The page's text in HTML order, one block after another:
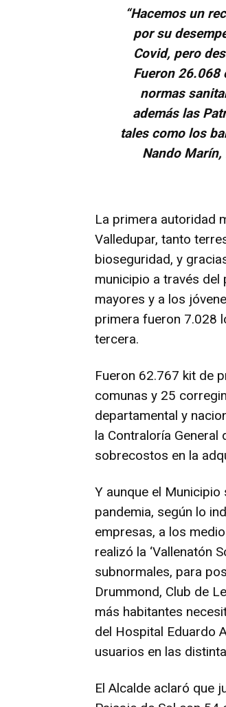
“Hacemos un
por su
Covid, pero
Fueron 26.068
normas
además las
tales como los
Nando
La primera autoridad
Valledupar, tanto
bioseguridad, y
municipio a través del
mayores y a los
primera fueron 7.028
tercera.
Fueron 62.767 kit de
comunas y 25
departamental y
la Contraloría
sobrecostos en la
Y aunque el
pandemia, según lo
empresas, a los
realizó la ‘Vallenatón
subnormales, para
Drummond, Club de
más habitantes
del Hospital Eduardo
usuarios en las
El Alcalde aclaró que